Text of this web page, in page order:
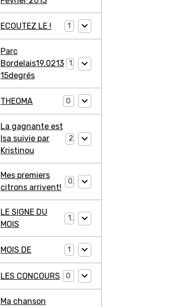
ECOUTEZ LE ! 1
Parc
Bordelais19.0213
15degrés
1
THEOMA 0
La gagnante est
Isa suivie par
Kristinou
2
Mes premiers
citrons arrivent!
0
LE SIGNE DU
MOIS
1
MOIS DE 1
LES CONCOURS 0
Ma chanson